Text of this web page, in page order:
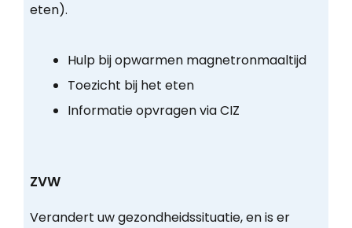
eten).
Hulp bij opwarmen magnetronmaaltijd
Toezicht bij het eten
Informatie opvragen via CIZ
ZVW
Verandert uw gezondheidssituatie, en is er